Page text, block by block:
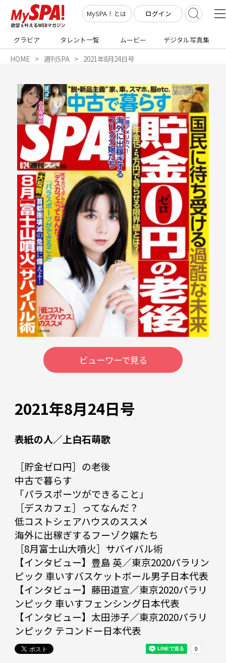
MySPA！とは ログイン
グラビア タレント一覧 ムービー デジタル写真集
HOME 週刊SPA 2021年8月24日号
ビューワーで見る
2021年8月24日号
表紙の人／上白石萌歌
［貯金ゼロ円］の老後
中古で暮らす
「パラスポーツができること」
［デスカフェ］ってなんだ？
低コストシェアハウスのススメ
海外に出稼ぎするフーゾク嬢たち
［8月富士山大噴火］サバイバル術
【インタビュー】豊島 英／東京2020パラリン
ピック 車いすバスケットボール男子日本代表
【インタビュー】藤田道宣／東京2020パラリ
ンピック 車いすフェンシング日本代表
【インタビュー】太田渉子／東京2020パラリ
ンピック テコンドー日本代表